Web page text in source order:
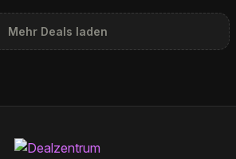
Mehr Deals laden